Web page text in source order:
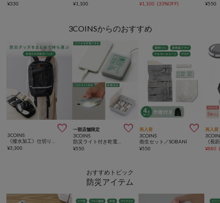
¥330
¥1,100
¥1,100 (33%OFF) ¥550
3COINSからのおすすめ

3COINS
¥3,300
一部店舗限定 
3COINS
¥550
再入荷 
3COINS
衛生セット／SOBANI
¥550
再入荷
¥880
おすすめトピック
防災アイテム